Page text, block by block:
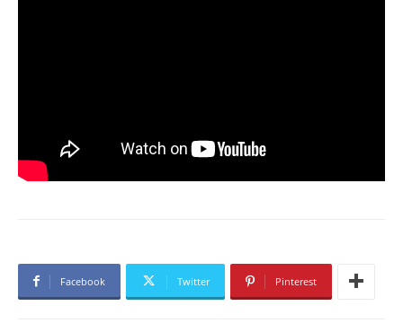
Facebook Twitter Pinterest